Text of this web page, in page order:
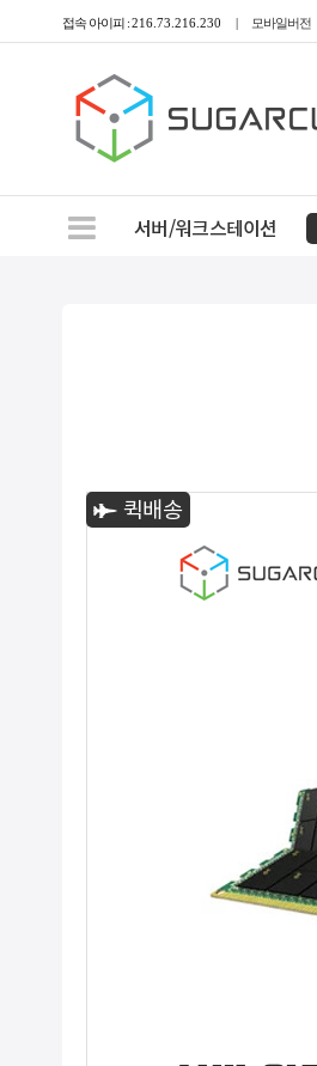
접속 아이피 :216.73.216.230 | 모바일버전
서버/워크스테이션
퀵배송